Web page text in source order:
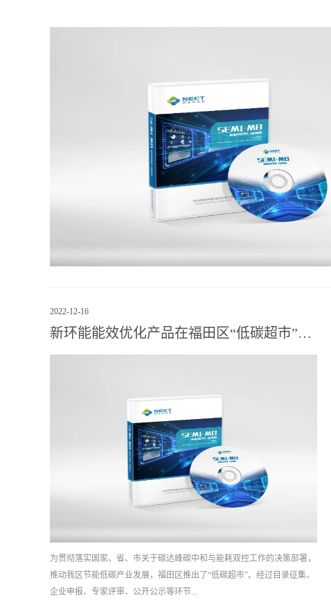
新环能能效优化产品在福田区“低碳超市”上架
为贯彻落实国家、省、市关于碳达峰碳中和与能耗双控工作的决策部署，
推动我区节能低碳产业发展，福田区推出了“低碳超市”。经过目录征集、
企业申报、专家评审、公开公示等环节...
2022-12-16